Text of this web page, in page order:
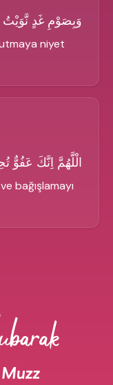
وَبِصَوْمِ غَدٍ
niyet
الْلَّهُمَّ اِنَّكَ عَفُوٌّ
bağışlamayı